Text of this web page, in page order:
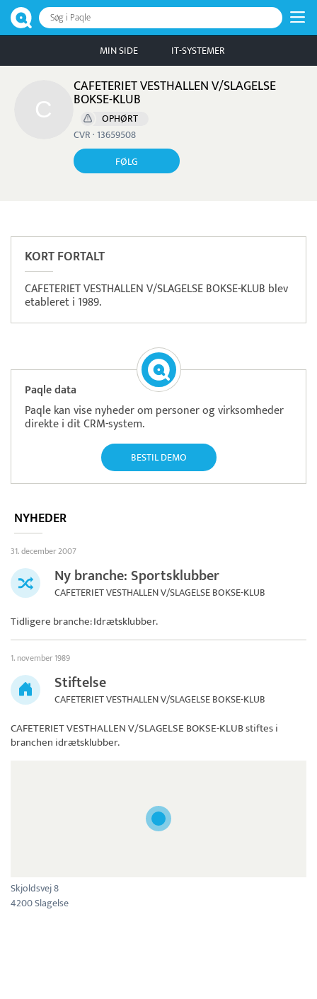
Søg i Paqle
MIN SIDE IT-SYSTEMER
CAFETERIET VESTHALLEN V/SLAGELSE
BOKSE-KLUB
OPHØRT
CVR · 13659508
FØLG
KORT FORTALT
CAFETERIET VESTHALLEN V/SLAGELSE BOKSE-KLUB blev
etableret i 1989.
Paqle data
Paqle kan vise nyheder om personer og virksomheder
direkte i dit CRM-system.
BESTIL DEMO
NYHEDER
31. december 2007
Ny branche: Sportsklubber
CAFETERIET VESTHALLEN V/SLAGELSE BOKSE-KLUB
Tidligere branche: Idrætsklubber.
1. november 1989
Stiftelse
CAFETERIET VESTHALLEN V/SLAGELSE BOKSE-KLUB
CAFETERIET VESTHALLEN V/SLAGELSE BOKSE-KLUBstiftes i
branchen idrætsklubber.
Skjoldsvej 8
4200 Slagelse